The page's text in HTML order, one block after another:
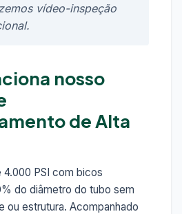
vídeo-inspeção
nosso
de Alta
4.000 PSI com bicos
do diâmetro do tubo sem
ou estrutura. Acompanhado